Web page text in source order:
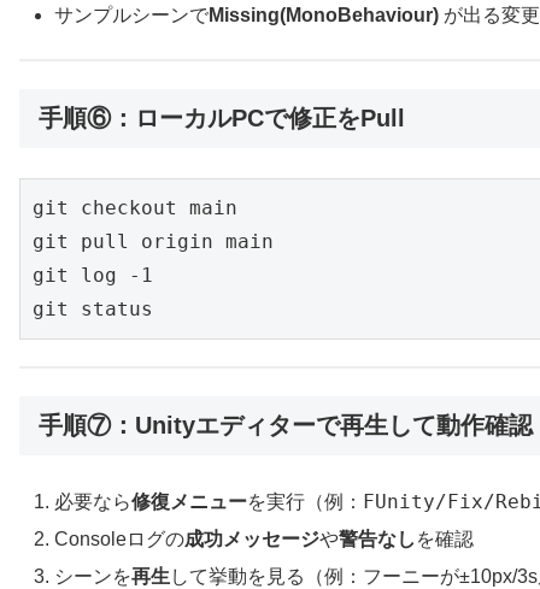
サンプルシーンでMissing(MonoBehaviour) が出る変
手順⑥：ローカルPCで修正をPull
git checkout main
git pull origin main
git log -1
git status
手順⑦：Unityエディターで再生して動作確認
必要なら修復メニューを実行（例： FUnity/Fix/
Consoleログの成功メッセージや警告なし を確認
シーンを再生 して挙動を見る（例：フーニーが±10px/